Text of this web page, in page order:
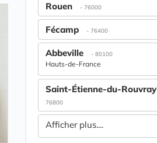
Rouen - 76000
Fécamp - 76400
Abbeville - 80100
Hauts-de-France
Saint-Étienne-du-Rouvray
76800
Afficher plus....